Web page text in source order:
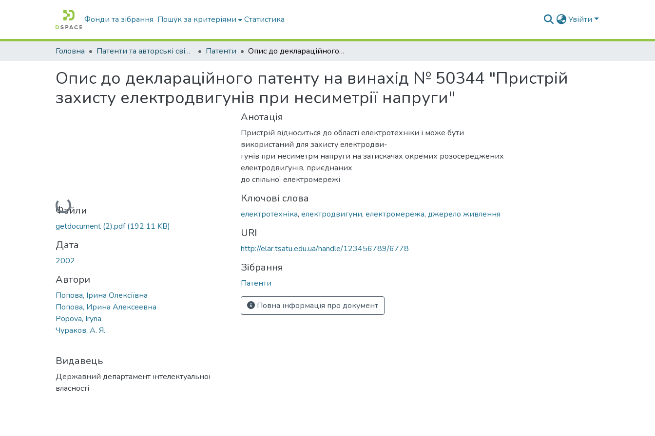
Фонди та зібрання Пошук за критеріями Статистика Увійти
Головна Патенти та авторські свідоцтва Патенти Опис до деклараційного патенту на винахід № 50344 "Пристрій захисту електродвигунів при несиметрії напруги"
Опис до деклараційного патенту на винахід № 50344 "Пристрій
захисту електродвигунів при несиметрії напруги"
Вантажиться...
Файли
getdocument (2).pdf(192.11 KB)
Дата
2002
Автори
Попова, Ірина Олексіївна
Попова, Ирина Алексеевна
Popova, Iryna
Чураков, А. Я.
Видавець
Державний департамент інтелектуальної
власності
Анотація
Пристрій відноситься до області електротехніки і може бути
використаний для захисту електродви-
гунів при несиметрм напруги на затискачах окремих розосереджених
електродвигунів, приєднаних
до спільної електромережі
Ключові слова
електротехніка, електродвигуни, електромережа, джерело живлення
URI
http://elar.tsatu.edu.ua/handle/123456789/6778
Зібрання
Патенти
Повна інформація про документ